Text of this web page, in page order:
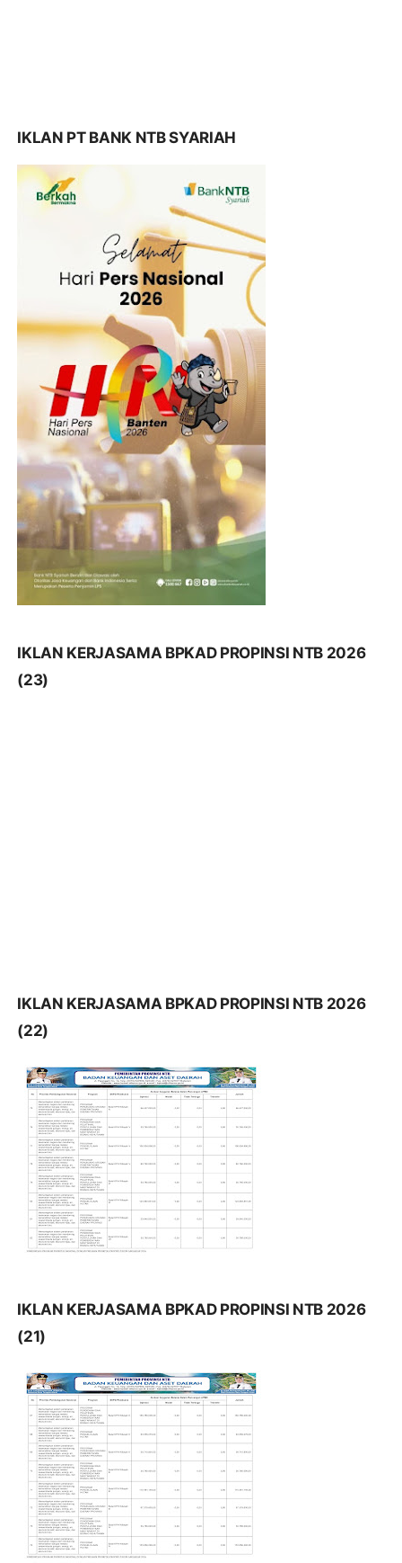
IKLAN PT BANK NTB SYARIAH
IKLAN KERJASAMA BPKAD PROPINSI NTB 2026
(23)
IKLAN KERJASAMA BPKAD PROPINSI NTB 2026
(22)
IKLAN KERJASAMA BPKAD PROPINSI NTB 2026
(21)